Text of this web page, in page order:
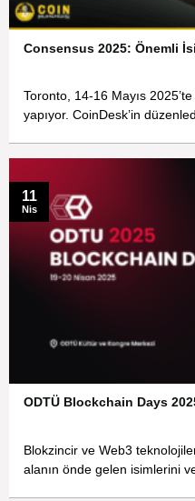
Consensus 2025: Önemli
Toronto, 14-16 Mayıs
yapıyor. CoinDesk’in
ODTÜ Blockchain Days
Blokzincir ve Web3
alanın önde gelen isimlerini
11
Nis